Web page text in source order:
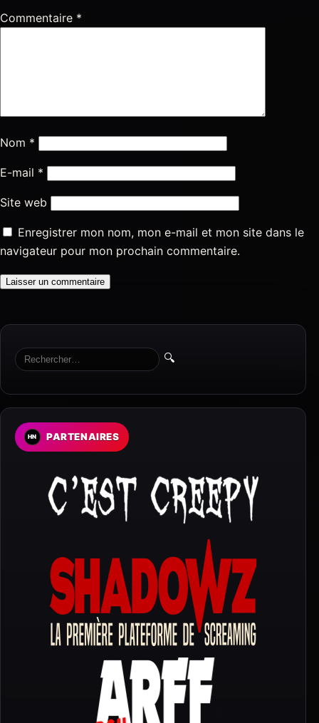
Commentaire *
Nom *
E-mail *
Site web
Enregistrer mon nom, mon e-mail et mon site dans le
navigateur pour mon prochain commentaire.
🔍
PARTENAIRES